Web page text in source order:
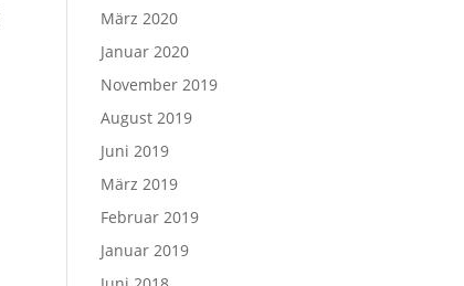
März 2020
Januar 2020
November 2019
August 2019
Juni 2019
März 2019
Februar 2019
Januar 2019